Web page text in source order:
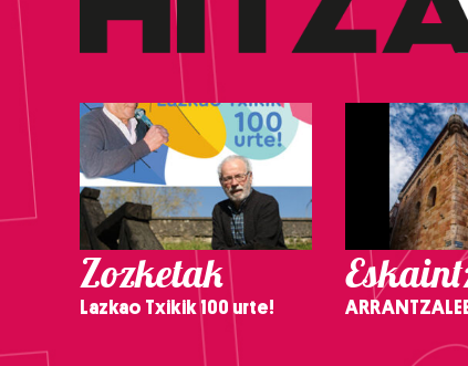
Zozketak
Lazkao Txikik 100 urte!